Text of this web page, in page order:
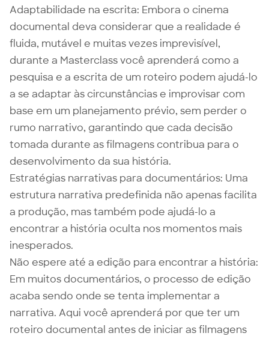
Adaptabilidade na escrita: Embora o cinema
documental deva considerar que a realidade é
fluida, mutável e muitas vezes imprevisível,
durante a Masterclass você aprenderá como a
pesquisa e a escrita de um roteiro podem ajudá-lo
a se adaptar às circunstâncias e improvisar com
base em um planejamento prévio, sem perder o
rumo narrativo, garantindo que cada decisão
tomada durante as filmagens contribua para o
desenvolvimento da sua história.
Estratégias narrativas para documentários: Uma
estrutura narrativa predefinida não apenas facilita
a produção, mas também pode ajudá-lo a
encontrar a história oculta nos momentos mais
inesperados.
Não espere até a edição para encontrar a história:
Em muitos documentários, o processo de edição
acaba sendo onde se tenta implementar a
narrativa. Aqui você aprenderá por que ter um
roteiro documental antes de iniciar as filmagens